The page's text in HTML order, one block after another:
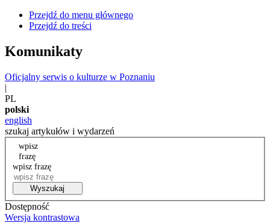
Przejdź do menu głównego
Przejdź do treści
Komunikaty
Oficjalny serwis o kulturze w Poznaniu
|
PL
polski
english
szukaj artykułów i wydarzeń
wpisz
frazę
wpisz frazę
Wyszukaj
Dostępność
Wersja kontrastowa